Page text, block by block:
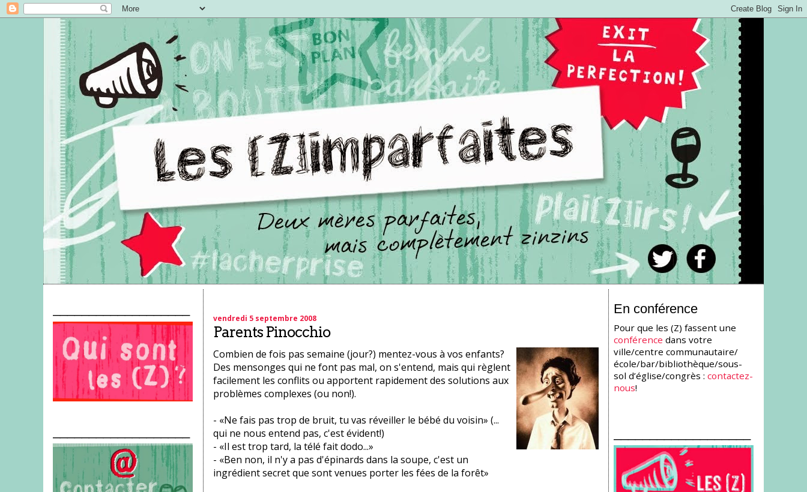
vendredi 5 septembre 2008
Parents Pinocchio
Combien de fois pas semaine (jour?) mentez-vous à vos enfants?
Des mensonges qui ne font pas mal, on s'entend, mais qui règlent
facilement les conflits ou apportent rapidement des solutions aux
problèmes complexes (ou non!).
- «Ne fais pas trop de bruit, tu vas réveiller le bébé du voisin» (...
qui ne nous entend pas, c'est évident!)
- «Il est trop tard, la télé fait dodo...»
- «Ben non, il n'y a pas d'épinards dans la soupe, c'est un
ingrédient secret que sont venues porter les fées de la forêt»
En conférence
Pour que les (Z) fassent une
conférence dans votre
ville/centre communautaire/
école/bar/bibliothèque/sous-
sol d’église/congrès :contactez-
nous!